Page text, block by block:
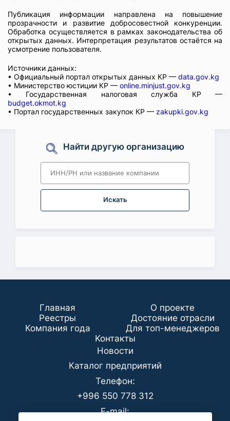
Публикация информации направлена на повышение
прозрачности и развитие добросовестной конкуренции.
Обработка осуществляется в рамках законодательства об
открытых данных. Интерпретация результатов остаётся на
усмотрение пользователя.
Источники данных:
• Официальный портал открытых данных КР — data.gov.kg
• Министерство юстиции КР — online.minjust.gov.kg
• Государственная налоговая служба КР —
budget.okmot.kg
• Портал государственных закупок КР — zakupki.gov.kg
Найти другую организацию
Искать
Главная
О проекте
Реестры
Достояние отрасли
Компания года
Для топ-менеджеров
Koнтaкты
Новости
Каталог предприятий
Телефон:
+996 550 778 312
E-mail: